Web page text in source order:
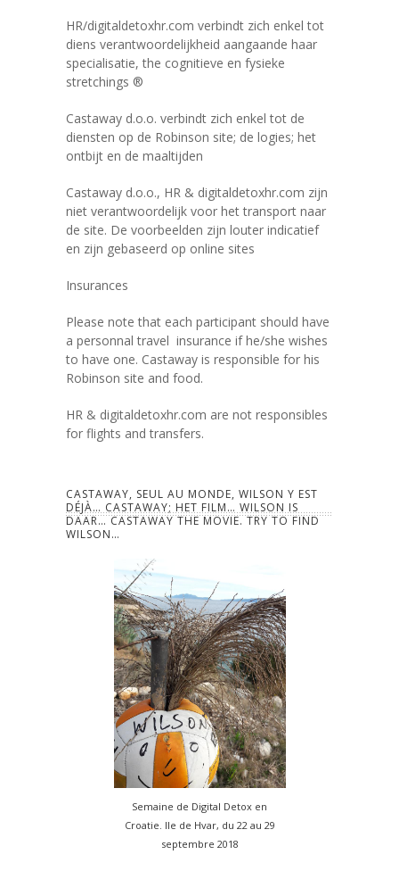
HR/digitaldetoxhr.com verbindt zich enkel tot
diens verantwoordelijkheid aangaande haar
specialisatie, the cognitieve en fysieke
stretchings ®
Castaway d.o.o. verbindt zich enkel tot de
diensten op de Robinson site; de logies; het
ontbijt en de maaltijden
Castaway d.o.o., HR & digitaldetoxhr.com zijn
niet verantwoordelijk voor het transport naar
de site. De voorbeelden zijn louter indicatief
en zijn gebaseerd op online sites
Insurances
Please note that each participant should have
a personnal travel insurance if he/she wishes
to have one. Castaway is responsible for his
Robinson site and food.
HR & digitaldetoxhr.com are not responsibles
for flights and transfers.
CASTAWAY, SEUL AU MONDE, WILSON Y EST
DÉJÀ… CASTAWAY; HET FILM… WILSON IS
DAAR… CASTAWAY THE MOVIE. TRY TO FIND
WILSON…
Semaine de Digital Detox en
Croatie. Ile de Hvar, du 22 au 29
septembre 2018